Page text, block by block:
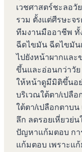
เวชศาสตร์ชะลอวั
รวม ตั้งแต่ศีรษะจ
ทีมงานมืออาชีพ ทั้
ฉีดไขมัน ฉีดไขมัน
ไปยังหน้าผากและ
ขึ้นและอ่อนกว่าวั
ให้หน้าดูมีมิติขึ้นอย่
บริเวณใต้ตา/เปลื
ใต้ตา/เปลือกตาบ
ลึก ลดรอยเหี่ยวย่
ปัญหาแก้มตอบ กา
แก้มตอบ เพราะแ